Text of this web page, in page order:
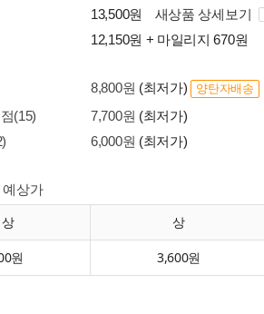
13,500원
새상품 상세보기
12,150원 + 마일리지 670원
8,800원 (최저가) 양탄자배송
(15) 7,700원 (최저가)
6,000원 (최저가)
상가
상
원 3,600원